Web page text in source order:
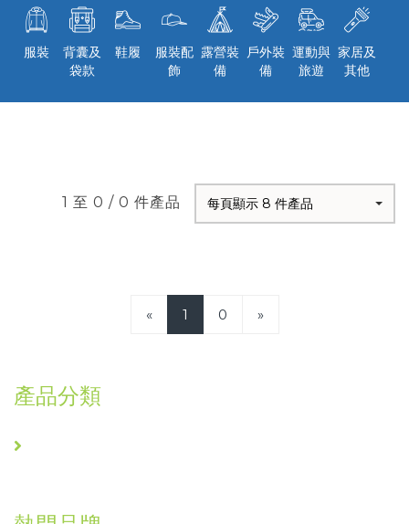
服裝
背囊及
袋款
鞋履
服裝配
飾
露營裝
備
戶外裝
備
運動與
旅遊
家居及
其他
1 至 0 / 0 件產品 每頁顯示 8 件產品
« 1 0 »
產品分類